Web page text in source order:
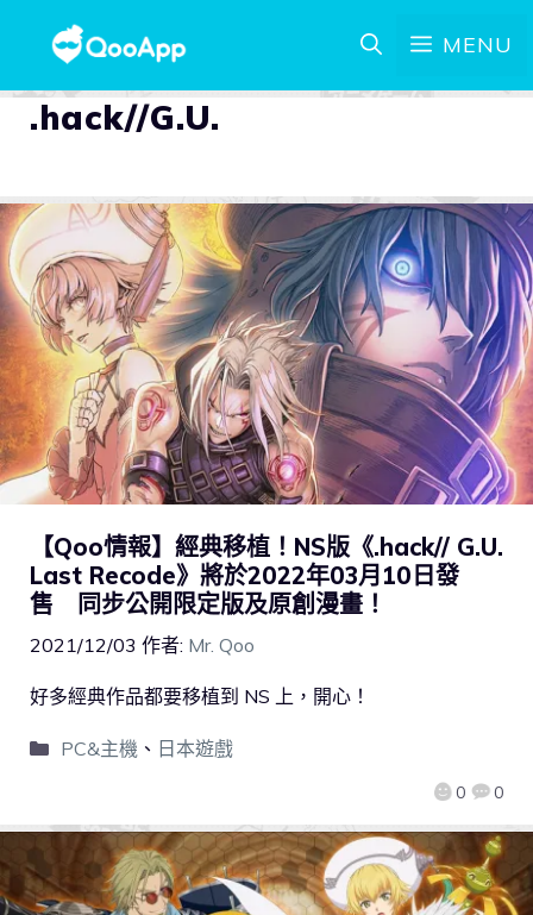
MENU
.hack//G.U.
【Qoo情報】經典移植！NS版《.hack// G.U.
Last Recode》將於2022年03月10日發
售 同步公開限定版及原創漫畫！
2021/12/03 作者: Mr. Qoo
0 0
好多經典作品都要移植到 NS 上，開心！
PC&主機、 日本遊戲